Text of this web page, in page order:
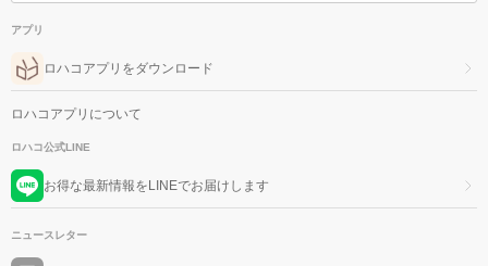
アプリ
ロハコアプリをダウンロード
ロハコアプリについて
ロハコ公式LINE
お得な最新情報をLINEでお届けします
ニュースレター